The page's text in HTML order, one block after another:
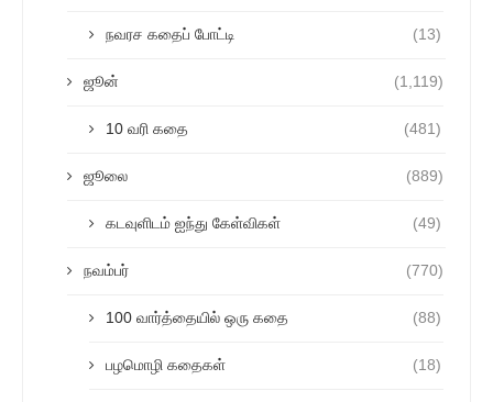
நவரச கதைப் போட்டி (13)
ஜூன் (1,119)
10 வரி கதை (481)
ஜூலை (889)
கடவுளிடம் ஐந்து கேள்விகள் (49)
நவம்பர் (770)
100 வார்த்தையில் ஒரு கதை (88)
பழமொழி கதைகள் (18)